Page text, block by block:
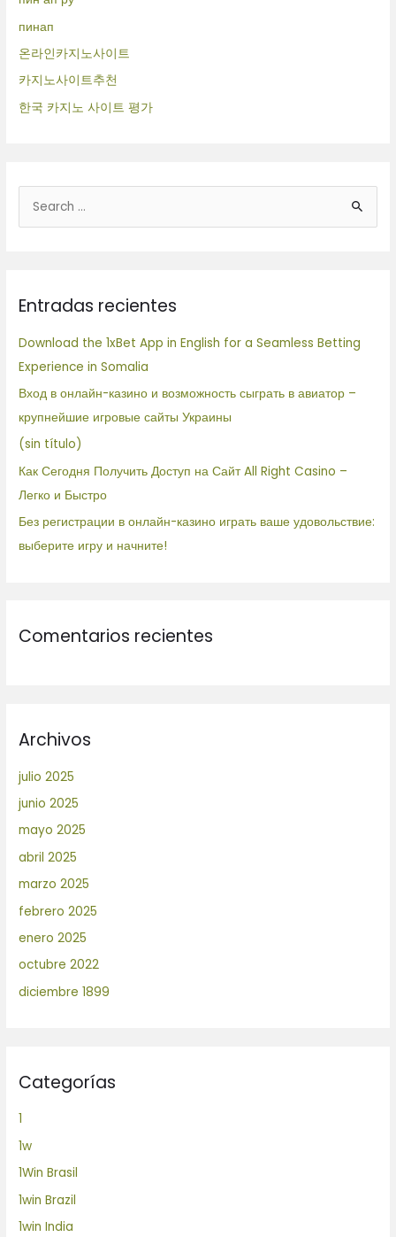
пинап
온라인카지노사이트
카지노사이트추천
한국 카지노 사이트 평가
u
a
p
o
r
:
Entradas recientes
Download the 1xBet App in English for a Seamless Betting
Experience in Somalia
Вход в онлайн-казино и возможность сыграть в авиатор –
крупнейшие игровые сайты Украины
(sin título)
Как Сегодня Получить Доступ на Сайт All Right Casino –
Легко и Быстро
Без регистрации в онлайн-казино играть ваше удовольствие:
выберите игру и начните!
Comentarios recientes
Archivos
julio 2025
junio 2025
mayo 2025
abril 2025
marzo 2025
febrero 2025
enero 2025
octubre 2022
diciembre 1899
Categorías
1
1w
1Win Brasil
1win Brazil
1win India